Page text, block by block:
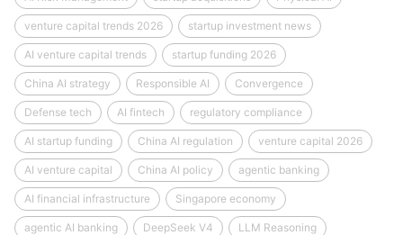
venture capital trends 2026 startup investment news
AI venture capital trends startup funding 2026
China AI strategy Responsible AI Convergence
Defense tech AI fintech regulatory compliance
AI startup funding China AI regulation venture capital 2026
AI venture capital China AI policy agentic banking
AI financial infrastructure Singapore economy
agentic AI banking DeepSeek V4 LLM Reasoning